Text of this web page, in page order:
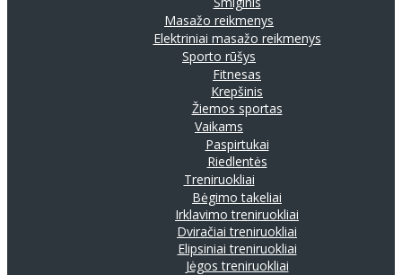
Masažo reikmenys
Elektriniai masažo reikmenys
Sporto rūšys
Fitnesas
Krepšinis
Žiemos sportas
Vaikams
Paspirtukai
Riedlentės
Treniruokliai
Bėgimo takeliai
Irklavimo treniruokliai
Dviračiai treniruokliai
Elipsiniai treniruokliai
Jėgos treniruokliai